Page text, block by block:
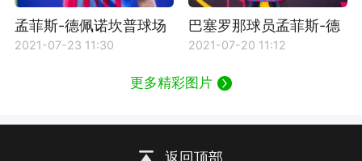
孟菲斯-德佩诺坎普球场
图片
2021-07-23 11:30
巴塞罗那球员孟菲斯-德
佩图片
2021-07-20 11:12
更多精彩图片
返回顶部